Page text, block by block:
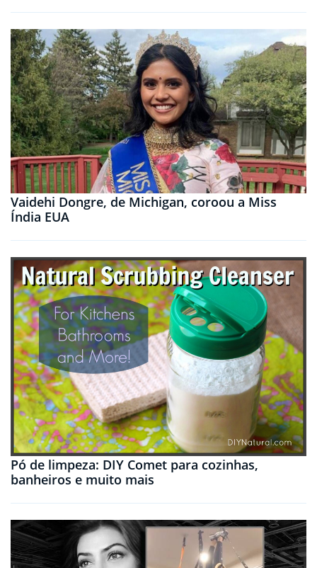
Vaidehi Dongre, de Michigan, coroou a Miss
Índia EUA
Pó de limpeza: DIY Comet para cozinhas,
banheiros e muito mais